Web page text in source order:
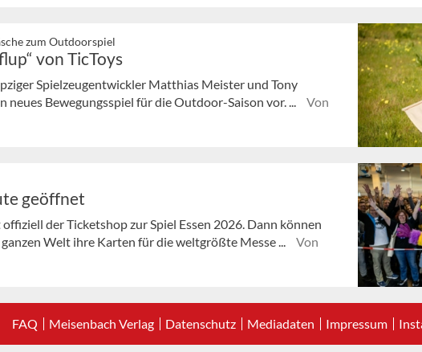
zum Outdoorspiel
von TicToys
Spielzeugentwickler Matthias Meister und Tony
neues Bewegungsspiel für die Outdoor-Saison vor. ...
Von
geöffnet
der Ticketshop zur Spiel Essen 2026. Dann können
Welt ihre Karten für die weltgrößte Messe ...
Von
FAQ Meisenbach Verlag Datenschutz Mediadaten Impressum